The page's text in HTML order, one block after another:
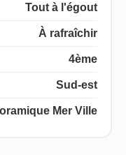
Tout à l'égout
À rafraîchir
4ème
Sud-est
Mer Ville